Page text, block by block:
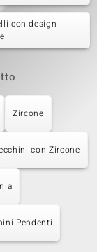
con design
Zircone
con Zircone
Pendenti